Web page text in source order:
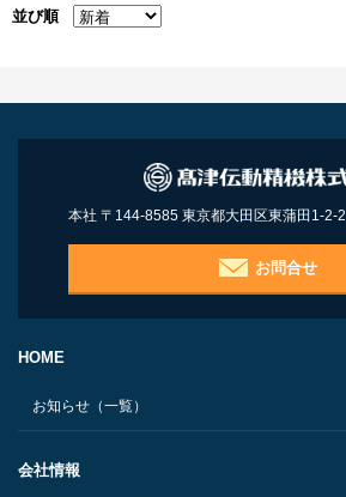
並び順
本社 〒144-8585 東京都大田区東蒲田1-2-2
お問合せ
HOME
お知らせ（一覧）
会社情報